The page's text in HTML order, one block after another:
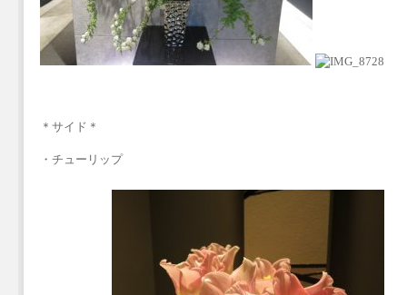
＊サイド＊
・チューリップ